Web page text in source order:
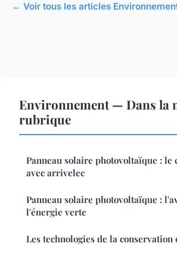
← Voir tous les articles
Environnement — Dans la
rubrique
Panneau solaire photovoltaïque : le
avec arrivelec
Panneau solaire photovoltaïque :
l'énergie verte
Les technologies de la conservation